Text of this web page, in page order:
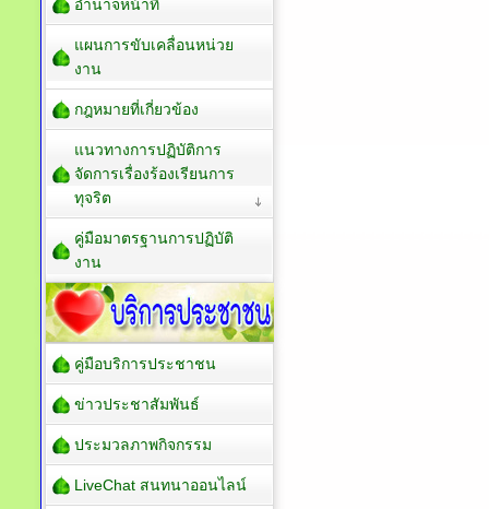
อำนาจหน้าที่
แผนการขับเคลื่อนหน่วย
งาน
กฎหมายที่เกี่ยวข้อง
แนวทางการปฏิบัติการ
จัดการเรื่องร้องเรียนการ
ทุจริต
คู่มือมาตรฐานการปฏิบัติ
งาน
คู่มือบริการประชาชน
ข่าวประชาสัมพันธ์
ประมวลภาพกิจกรรม
LiveChat สนทนาออนไลน์